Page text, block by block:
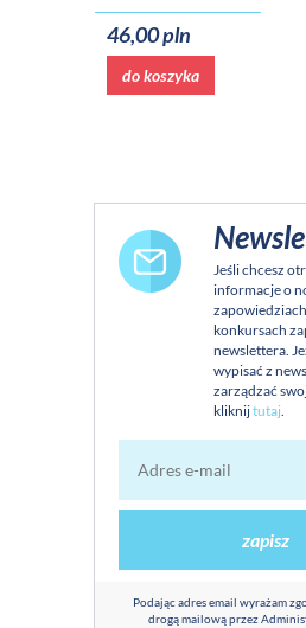
46,00 pln
do koszyka
Jeśli chcesz
informacje o
konkursach
newslettera.
wypisać z
zarządzać
kliknijtutaj.
zapisz
Podając adres email wyrażam
drogą mailową przez